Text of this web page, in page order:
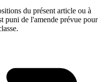
du présent article ou à
puni de l'amende prévue pour